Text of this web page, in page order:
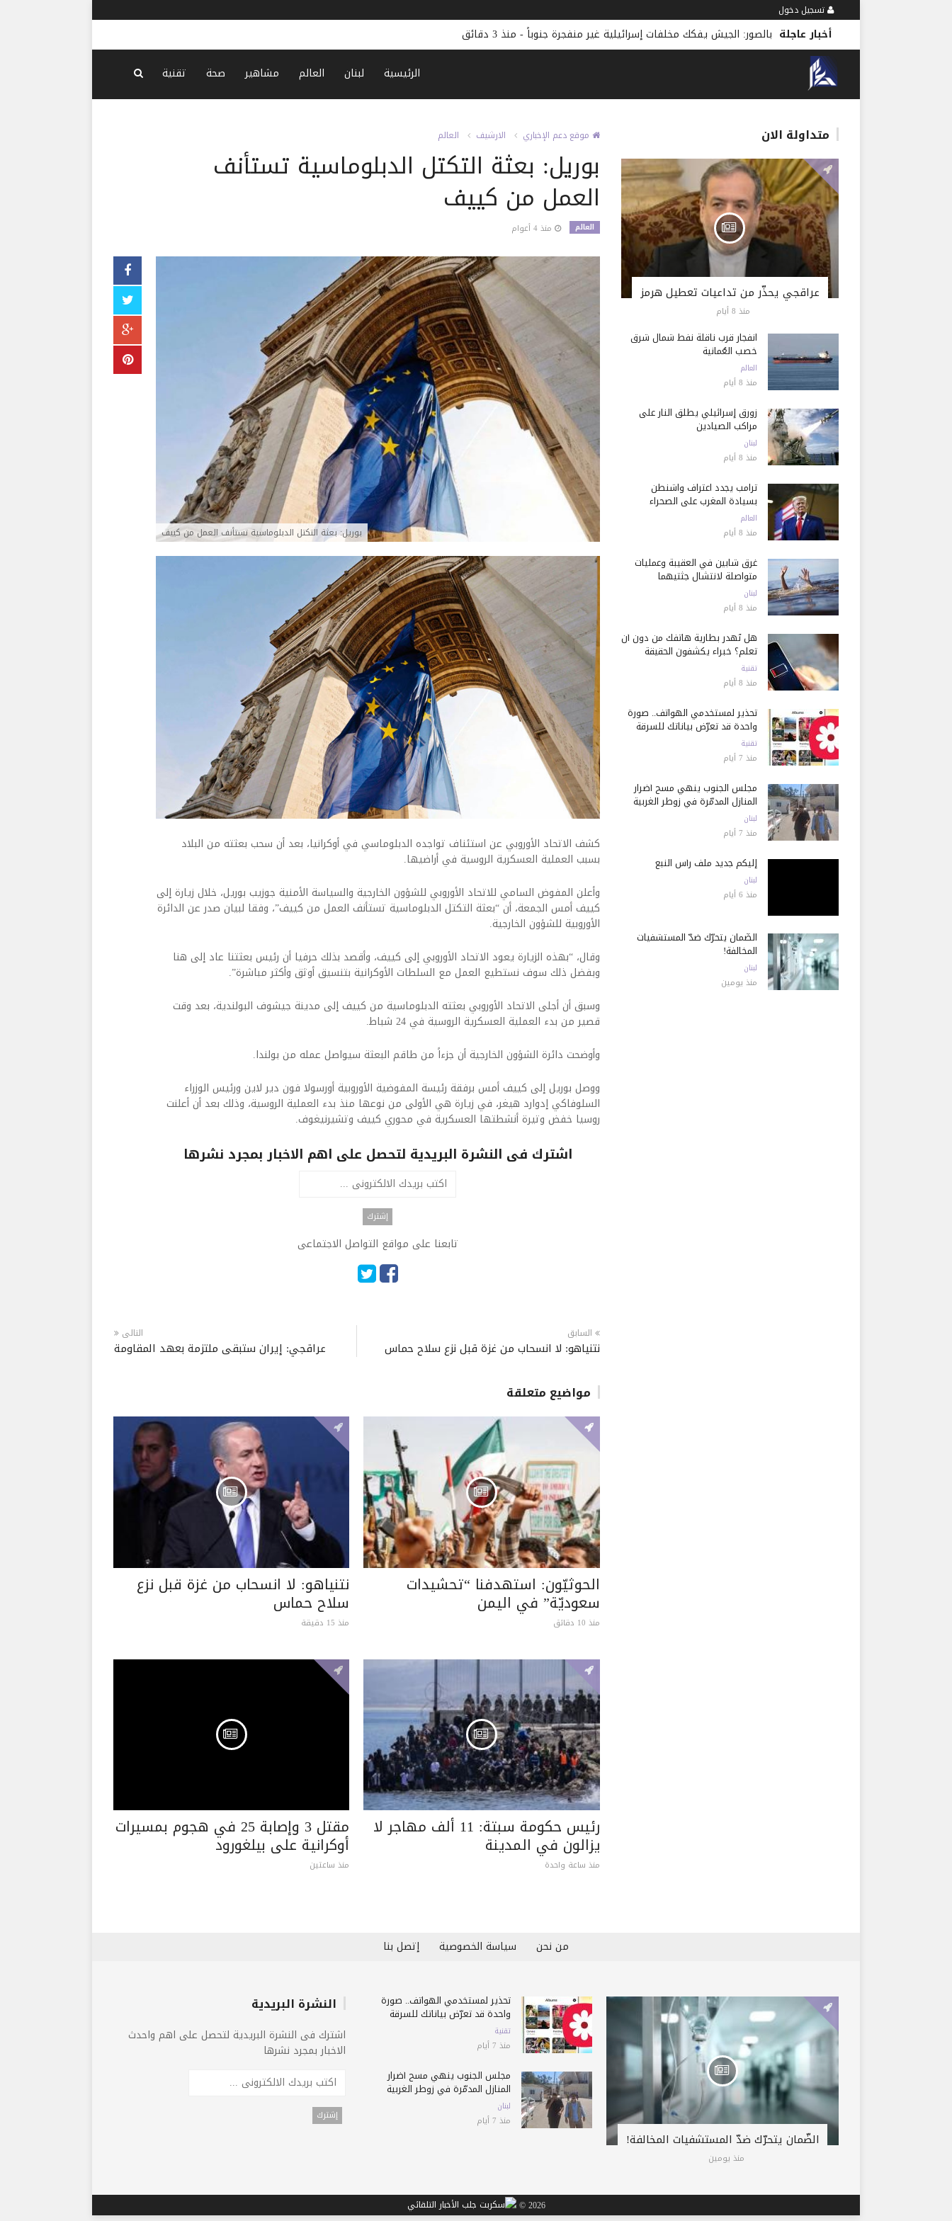
تسجيل دخول
أخبار عاجلة بالصور: الجيش يفكك مخلفات إسرائيلية غير منفجرة جنوباً- منذ 3 دقائق
الرئيسية لبنان العالم مشاهير صحة تقنية
موقع دعم الإخباري الارشيف العالم
بوريل: بعثة التكتل الدبلوماسية تستأنف
العمل من كييف
العالم منذ 4 أعوام
بوريل: بعثة التكتل الدبلوماسية تستأنف العمل من كييف
كشف الاتحاد الأوروبي عن استئناف تواجده الدبلوماسي في أوكرانيا، بعد أن سحب بعثته من البلاد
بسبب العملية العسكرية الروسية في أراضيها.
وأعلن المفوض السامي للاتحاد الأوروبي للشؤون الخارجية والسياسة الأمنية جوزيب بوريل، خلال زيارة إلى
كييف أمس الجمعة، أن “بعثة التكتل الدبلوماسية تستأنف العمل من كييف”، وفقا لبيان صدر عن الدائرة
الأوروبية للشؤون الخارجية.
وقال، “بهذه الزيارة يعود الاتحاد الأوروبي إلى كييف، وأقصد بذلك حرفيا أن رئيس بعثتنا عاد إلى هنا
وبفضل ذلك سوف نستطيع العمل مع السلطات الأوكرانية بتنسيق أوثق وأكثر مباشرة”.
وسبق أن أجلى الاتحاد الأوروبي بعثته الدبلوماسية من كييف إلى مدينة جيشوف البولندية، بعد وقت
قصير من بدء العملية العسكرية الروسية في 24 شباط.
وأوضحت دائرة الشؤون الخارجية أن جزءاً من طاقم البعثة سيواصل عمله من بولندا.
ووصل بوريل إلى كييف أمس برفقة رئيسة المفوضية الأوروبية أورسولا فون دير لاين ورئيس الوزراء
السلوفاكي إدوارد هيغر، في زيارة هي الأولى من نوعها منذ بدء العملية الروسية، وذلك بعد أن أعلنت
روسيا خفض وتيرة أنشطتها العسكرية في محوري كييف وتشيرنيغوف.​
اشترك فى النشرة البريدية لتحصل على اهم الاخبار بمجرد نشرها
تابعنا على مواقع التواصل الاجتماعى
السابق
نتنياهو: لا انسحاب من غزة قبل نزع سلاح حماس
التالى
عراقجي: إيران ستبقى ملتزمة بعهد المقاومة
مواضيع متعلقة
الحوثيّون: استهدفنا “تحشيدات
سعوديّة” في اليمن
منذ 10 دقائق
نتنياهو: لا انسحاب من غزة قبل نزع
سلاح حماس
منذ 15 دقيقة
رئيس حكومة سبتة: 11 ألف مهاجر لا
يزالون في المدينة
منذ ساعة واحدة
مقتل 3 وإصابة 25 في هجوم بمسيرات
أوكرانية على بيلغورود
منذ ساعتين
متداولة الان
عراقجي يحذّر من تداعيات تعطيل هرمز
منذ 8 أيام
انفجار قرب ناقلة نفط شمال شرق
خصب العُمانية
العالم
منذ 8 أيام
زورق إسرائيلي يطلق النار على
مراكب الصيادين
لبنان
منذ 8 أيام
ترامب يجدد اعتراف واشنطن
بسيادة المغرب على الصحراء
العالم
منذ 8 أيام
غرق شابين في العقيبة وعمليات
متواصلة لانتشال جثتيهما
لبنان
منذ 8 أيام
هل تُهدر بطارية هاتفك من دون أن
تعلم؟ خبراء يكشفون الحقيقة
تقنية
منذ 8 أيام
تحذير لمستخدمي الهواتف.. صورة
واحدة قد تعرّض بياناتك للسرقة
تقنية
منذ 7 أيام
مجلس الجنوب ينهي مسح أضرار
المنازل المدمّرة في زوطر الغربية
لبنان
منذ 7 أيام
إليكم جديد ملف رأس النبع
لبنان
منذ 6 أيام
الضّمان يتحرّك ضدّ المستشفيات
المخالفة!
لبنان
منذ يومين
من نحن سياسة الخصوصية إتصل بنا
الضّمان يتحرّك ضدّ المستشفيات المخالفة!
منذ يومين
تحذير لمستخدمي الهواتف.. صورة
واحدة قد تعرّض بياناتك للسرقة
تقنية
منذ 7 أيام
مجلس الجنوب ينهي مسح أضرار
المنازل المدمّرة في زوطر الغربية
لبنان
منذ 7 أيام
النشرة البريدية
اشترك فى النشرة البريدية لتحصل على اهم واحدث
الاخبار بمجرد نشرها
2026 ©